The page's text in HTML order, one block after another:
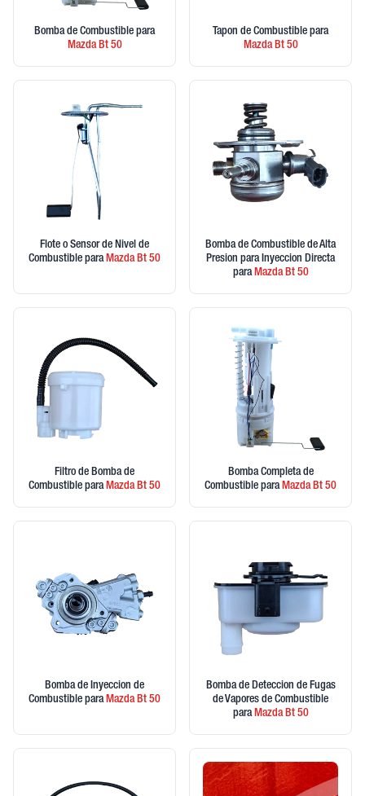
Bomba de Combustible para
MazdaBt 50
Tapon de Combustible para
MazdaBt 50
Flote o Sensor de Nivel de
Combustible paraMazdaBt 50
Bomba de Combustible de Alta
Presion para Inyeccion Directa
paraMazdaBt 50
Filtro de Bomba de
Combustible paraMazdaBt 50
Bomba Completa de
Combustible paraMazdaBt 50
Bomba de Inyeccion de
Combustible paraMazdaBt 50
Bomba de Deteccion de Fugas
de Vapores de Combustible
paraMazdaBt 50